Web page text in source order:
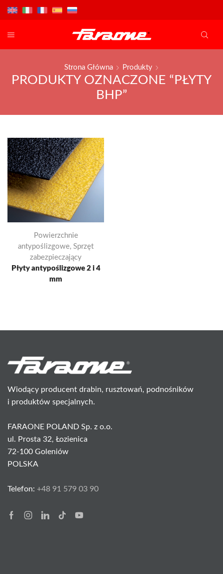
Strona Główna Produkty
PRODUKTY OZNACZONE “PŁYTY
BHP”
Powierzchnie
antypoślizgowe, Sprzęt
zabezpieczający
Płyty antypoślizgowe 2 i 4
mm
Wiodący producent drabin, rusztowań, podnośników
i produktów specjalnych.
FARAONE POLAND Sp. z o.o.
ul. Prosta 32, Łozienica
72-100 Goleniów
POLSKA
Telefon: +48 91 579 03 90
FacebookInstagram
Linkedin
Tik-
Youtube